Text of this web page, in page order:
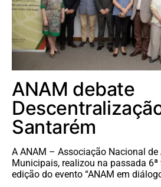
ANAM debate
Santarém
A ANAM – Associação Nacional de
Municipais, realizou na passada
edição do evento “ANAM em